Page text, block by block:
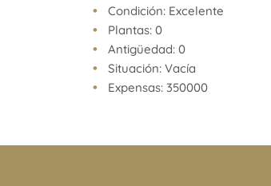
Condición: Excelente
Plantas: 0
Antigüedad: 0
Situación: Vacía
Expensas: 350000